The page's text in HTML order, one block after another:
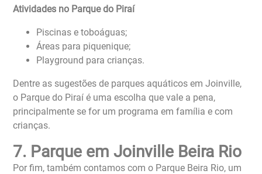
Atividades no Parque do Piraí
Piscinas e toboáguas;
Áreas para piquenique;
Playground para crianças.
Dentre as sugestões de parques aquáticos em Joinville,
o Parque do Piraí é uma escolha que vale a pena,
principalmente se for um programa em família e com
crianças.
7. Parque em Joinville Beira Rio
Por fim, também contamos com o Parque Beira Rio, um